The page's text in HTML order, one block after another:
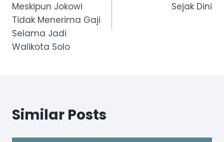
Meskipun Jokowi
Tidak Menerima Gaji
Selama Jadi
Walikota Solo
Sejak Dini
Similar Posts